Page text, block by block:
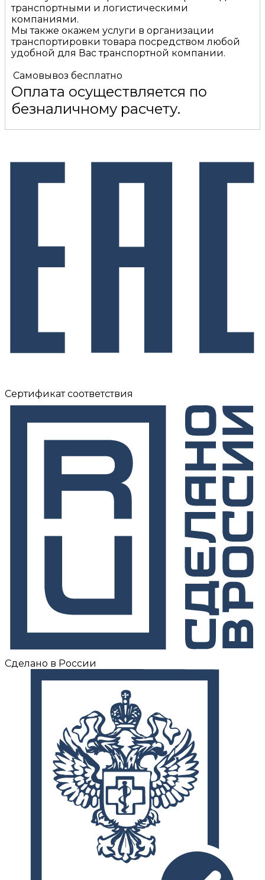
транспортными и логистическими
компаниями.
Мы также окажем услуги в организации
транспортировки товара посредством любой
удобной для Вас транспортной компании.
Самовывоз бесплатно
Оплата осуществляется по
безналичному расчету.
Сертификат соответствия
Сделано в России